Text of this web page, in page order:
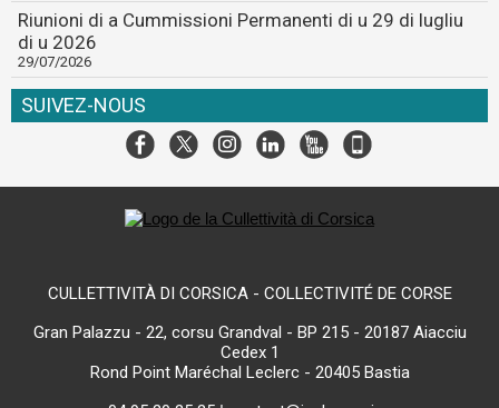
Riunioni di a Cummissioni Permanenti di u 29 di lugliu
di u 2026
29/07/2026
SUIVEZ-NOUS
CULLETTIVITÀ DI CORSICA - COLLECTIVITÉ DE CORSE
Gran Palazzu - 22, corsu Grandval - BP 215 - 20187 Aiacciu
Cedex 1
Rond Point Maréchal Leclerc - 20405 Bastia